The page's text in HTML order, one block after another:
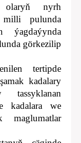
olaryň nyrh
milli pulunda
ýagdaýynda
görkezilip
tertipde
kadalary
tassyklanan
kadalara we
maglumatlar